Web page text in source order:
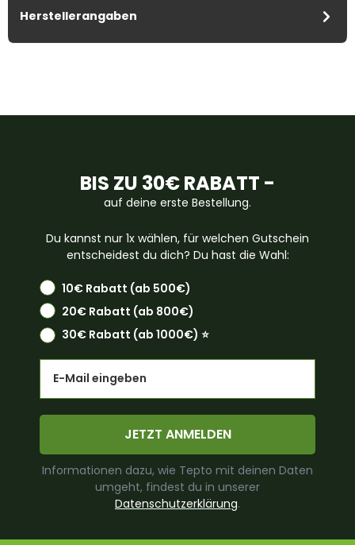
Herstellerangaben
BIS ZU 30€ RABATT -
auf deine erste Bestellung.
Du kannst nur 1x wählen, für welchen Gutschein
entscheidest du dich? Du hast die Wahl:
10€ Rabatt (ab 500€)
20€ Rabatt (ab 800€)
30€ Rabatt (ab 1000€) ⭐️
JETZT ANMELDEN
Informationen dazu, wie Tepto mit deinen Daten
umgeht, findest du in unserer
Datenschutzerklärung.